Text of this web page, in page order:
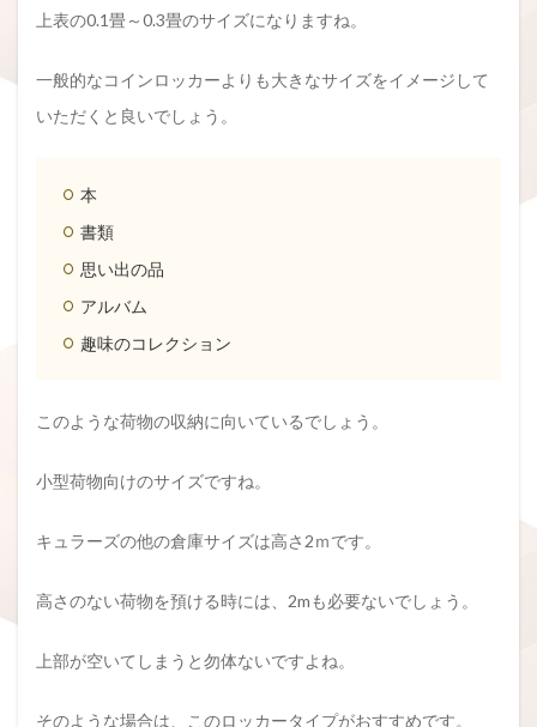
上表の0.1畳～0.3畳のサイズになりますね。
一般的なコインロッカーよりも大きなサイズをイメージして
いただくと良いでしょう。
本
書類
思い出の品
アルバム
趣味のコレクション
このような荷物の収納に向いているでしょう。
小型荷物向けのサイズですね。
キュラーズの他の倉庫サイズは高さ2ｍです。
高さのない荷物を預ける時には、2mも必要ないでしょう。
上部が空いてしまうと勿体ないですよね。
そのような場合は、このロッカータイプがおすすめです。